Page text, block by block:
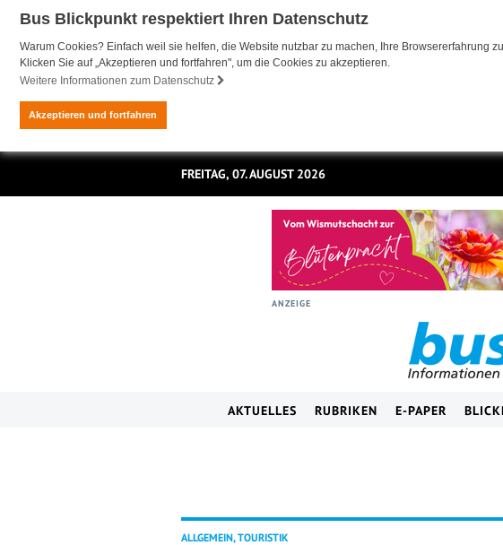
Bus Blickpunkt respektiert Ihren Datenschutz
Warum Cookies? Einfach weil sie helfen, die Website nutzbar zu machen, Ihre Browsererfahrung
Klicken Sie auf „Akzeptieren und fortfahren", um die Cookies zu akzeptieren.
Weitere Informationen zum Datenschutz
Akzeptieren und fortfahren
FREITAG, 07. AUGUST 2026
ANZEIGE
AKTUELLES RUBRIKEN E-PAPER
ALLGEMEIN, TOURISTIK